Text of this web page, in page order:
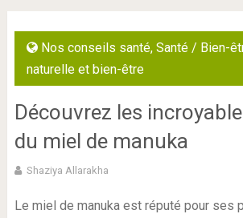
Nos conseils santé, Santé / Bien-
naturelle et bien-être
Découvrez les
du miel de manuka
Shaziya Allarakha
Le miel de manuka est réputé pour ses